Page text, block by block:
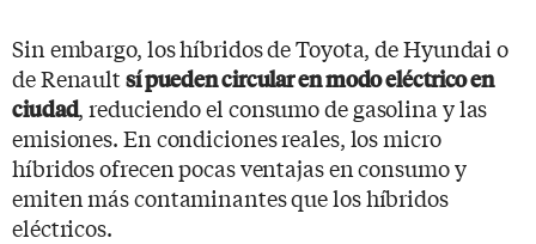
Sin embargo, los híbridos de Toyota, de Hyundai o
de Renaultsí pueden circular en modo eléctrico en
ciudad, reduciendo el consumo de gasolina y las
emisiones. En condiciones reales, los micro
híbridos ofrecen pocas ventajas en consumo y
emiten más contaminantes que los híbridos
eléctricos.